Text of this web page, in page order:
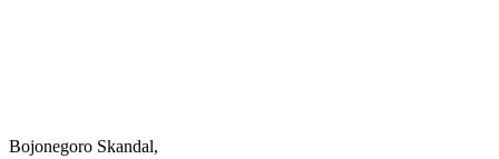
Bojonegoro Skandal,